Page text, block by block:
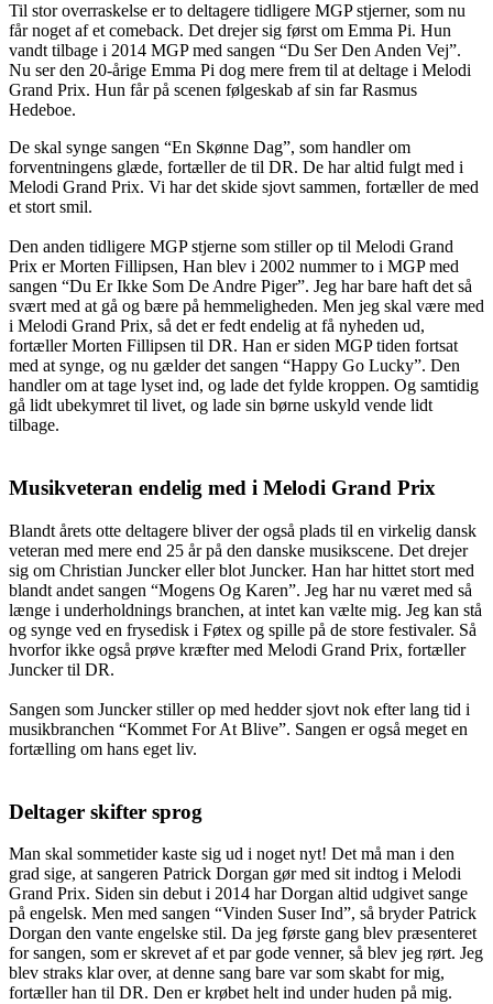
Til stor overraskelse er to deltagere tidligere MGP stjerner, som nu
får noget af et comeback. Det drejer sig først om Emma Pi. Hun
vandt tilbage i 2014 MGP med sangen “Du Ser Den Anden Vej”.
Nu ser den 20-årige Emma Pi dog mere frem til at deltage i Melodi
Grand Prix. Hun får på scenen følgeskab af sin far Rasmus
Hedeboe.
De skal synge sangen “En Skønne Dag”, som handler om
forventningens glæde, fortæller de til DR. De har altid fulgt med i
Melodi Grand Prix. Vi har det skide sjovt sammen, fortæller de med
et stort smil.
Den anden tidligere MGP stjerne som stiller op til Melodi Grand
Prix er Morten Fillipsen, Han blev i 2002 nummer to i MGP med
sangen “Du Er Ikke Som De Andre Piger”. Jeg har bare haft det så
svært med at gå og bære på hemmeligheden. Men jeg skal være med
i Melodi Grand Prix, så det er fedt endelig at få nyheden ud,
fortæller Morten Fillipsen til DR. Han er siden MGP tiden fortsat
med at synge, og nu gælder det sangen “Happy Go Lucky”. Den
handler om at tage lyset ind, og lade det fylde kroppen. Og samtidig
gå lidt ubekymret til livet, og lade sin børne uskyld vende lidt
tilbage.
Musikveteran endelig med i Melodi Grand Prix
Blandt årets otte deltagere bliver der også plads til en virkelig dansk
veteran med mere end 25 år på den danske musikscene. Det drejer
sig om Christian Juncker eller blot Juncker. Han har hittet stort med
blandt andet sangen “Mogens Og Karen”. Jeg har nu været med så
længe i underholdnings branchen, at intet kan vælte mig. Jeg kan stå
og synge ved en frysedisk i Føtex og spille på de store festivaler. Så
hvorfor ikke også prøve kræfter med Melodi Grand Prix, fortæller
Juncker til DR.
Sangen som Juncker stiller op med hedder sjovt nok efter lang tid i
musikbranchen “Kommet For At Blive”. Sangen er også meget en
fortælling om hans eget liv.
Deltager skifter sprog
Man skal sommetider kaste sig ud i noget nyt! Det må man i den
grad sige, at sangeren Patrick Dorgan gør med sit indtog i Melodi
Grand Prix. Siden sin debut i 2014 har Dorgan altid udgivet sange
på engelsk. Men med sangen “Vinden Suser Ind”, så bryder Patrick
Dorgan den vante engelske stil. Da jeg første gang blev præsenteret
for sangen, som er skrevet af et par gode venner, så blev jeg rørt. Jeg
blev straks klar over, at denne sang bare var som skabt for mig,
fortæller han til DR. Den er krøbet helt ind under huden på mig.